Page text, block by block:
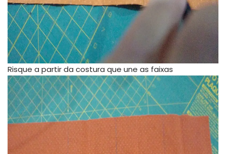
Risque a partir da costura que une as faixas